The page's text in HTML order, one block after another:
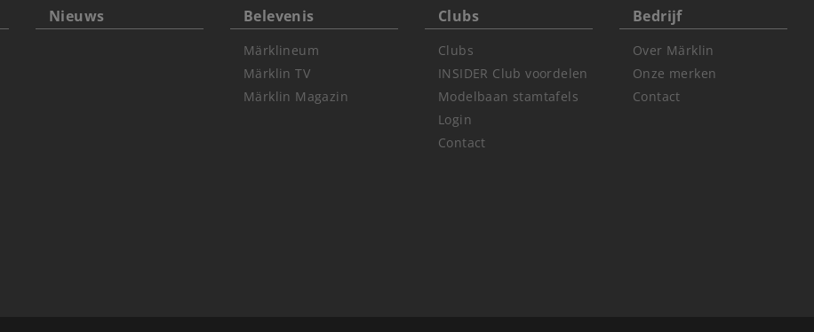
Nieuws Belevenis
Märklineum
Märklin TV
Märklin Magazin
Clubs
Clubs
INSIDER Club voordelen
Modelbaan stamtafels
Login
Contact
Bedrijf
Over Märklin
Onze merken
Contact